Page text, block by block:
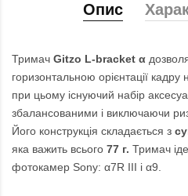
Опис
Тримач Gitzo L-bracket α
горизонтальною орієнтації кадру
при цьому існуючий набір
збалансованими і виключаючи
Його конструкція складається з
яка важить всього 77 г. Тримач
фотокамер Sony: α7R III і α9.